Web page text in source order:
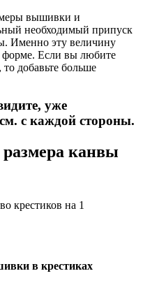
вышивки и
необходимый припуск
Именно эту величину
форме. Если вы любите
добавьте больше
уже
с каждой стороны.
размера канвы
крестиков на 1
в крестиках